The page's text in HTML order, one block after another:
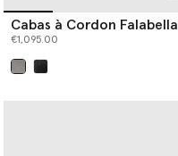
Cabas à Cordon Falabella
€1,095.00